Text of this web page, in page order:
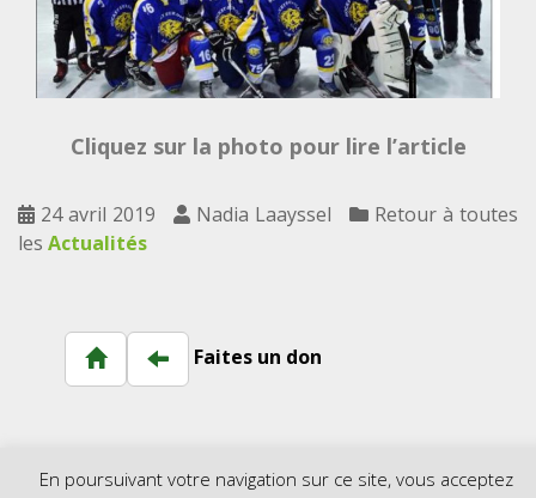
Cliquez sur la photo pour lire l’article
24 avril 2019 Nadia Laayssel
Retour à toutes
les Actualités
Faites un don
En poursuivant votre navigation sur ce site, vous acceptez